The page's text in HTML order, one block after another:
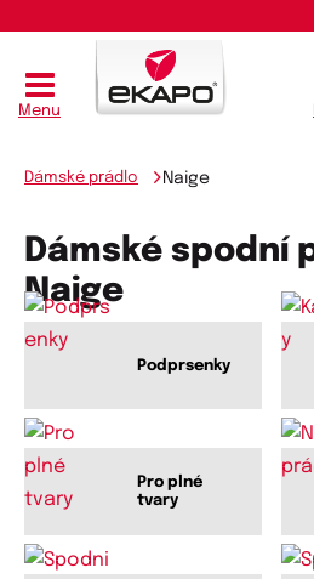
Menu
Dámské prádlo Naige
Dámské spodní
Naige
Podprsenky
Pro plné
tvary